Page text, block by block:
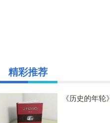
精彩推荐
《历史的年轮》